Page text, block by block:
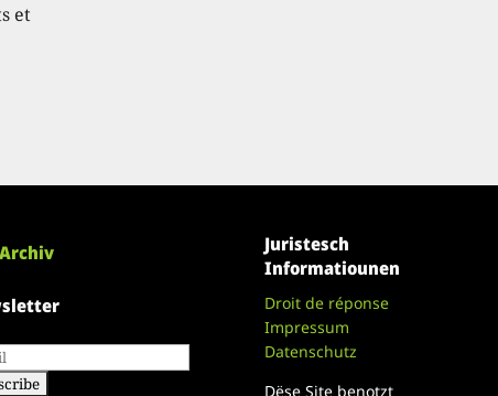
et
Archiv
Juristesch
Informatiounen
Droit de réponse
Impressum
Datenschutz
Dëse Site benotzt